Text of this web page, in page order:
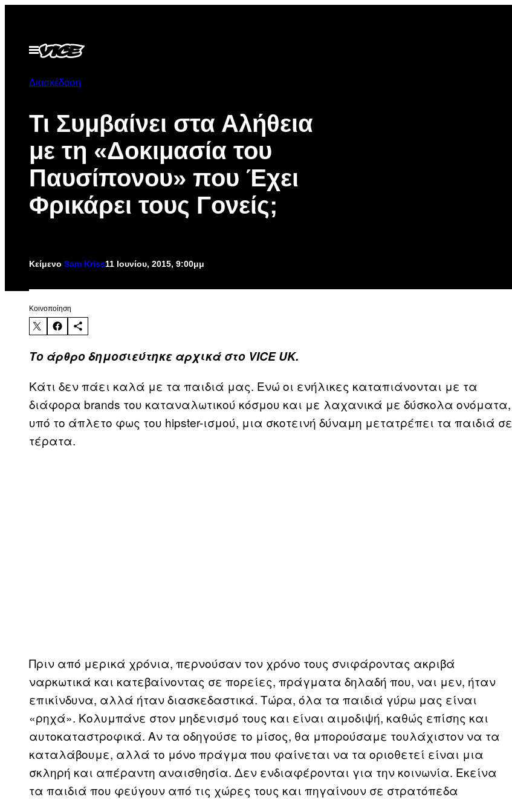
περιεχόμενο
Ανοίξτε
το
Διασκέδαση
Τι Συμβαίνει στα Αλήθεια
με τη «Δοκιμασία του
Παυσίπονου» που Έχει
Φρικάρει τους Γονείς;
Κείμενο Sam Kriss11 Ιουνίου, 2015, 9:00μμ
Kοινοποίηση
Το άρθρο δημοσιεύτηκε αρχικά στο VICE UK.
Κάτι δεν πάει καλά με τα παιδιά μας. Ενώ οι ενήλικες καταπιάνονται με τα
διάφορα brands του καταναλωτικού κόσμου και με λαχανικά με δύσκολα ονόματα,
υπό το άπλετο φως του hipster-ισμού, μια σκοτεινή δύναμη μετατρέπει τα παιδιά σε
τέρατα.
Πριν από μερικά χρόνια, περνούσαν τον χρόνο τους σνιφάροντας ακριβά
ναρκωτικά και κατεβαίνοντας σε πορείες, πράγματα δηλαδή που, ναι μεν, ήταν
επικίνδυνα, αλλά ήταν διασκεδαστικά. Τώρα, όλα τα παιδιά γύρω μας είναι
«ρηχά». Κολυμπάνε στον μηδενισμό τους και είναι αιμοδιψή, καθώς επίσης και
αυτοκαταστροφικά. Αν τα οδηγούσε το μίσος, θα μπορούσαμε τουλάχιστον να τα
καταλάβουμε, αλλά το μόνο πράγμα που φαίνεται να τα οριοθετεί είναι μια
σκληρή και απέραντη αναισθησία. Δεν ενδιαφέρονται για την κοινωνία. Εκείνα
τα παιδιά που φεύγουν από τις χώρες τους και πηγαίνουν σε στρατόπεδα